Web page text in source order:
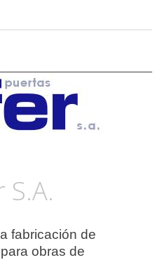
fabricación de
obras de